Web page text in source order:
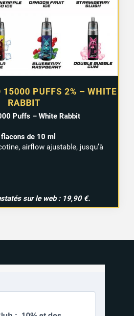
15000 PUFFS 2% – WHITE
RABBIT
Puffs – White Rabbit
de 10 ml
airflow ajustable, jusqu’à
sur le web : 19,90 €.